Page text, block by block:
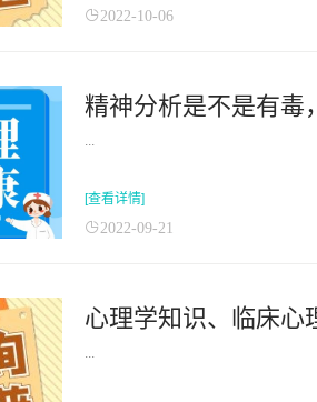
2022-10-06
精神分析是不是有毒
...
[查看详情]
2022-09-21
心理学知识、临床心
...